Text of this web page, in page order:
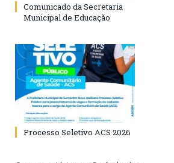
Comunicado da Secretaria
Municipal de Educação
Processo Seletivo ACS 2026